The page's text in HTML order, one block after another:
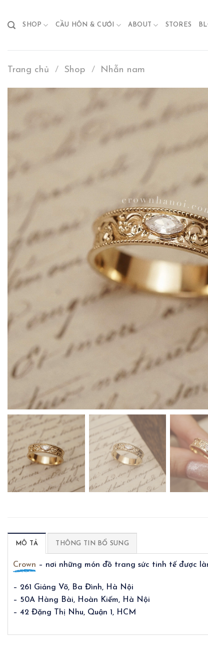
content
SHOP CẦU HÔN & CƯỚI ABOUT STORES
Trang chủ / Shop / Nhẫn nam
MÔ TẢ THÔNG TIN BỔ SUNG
Crown – nơi những món đồ trang sức tinh tế được
– 261 Giảng Võ, Ba Đình, Hà Nội
– 50A Hàng Bài, Hoàn Kiếm, Hà Nội
– 42 Đặng Thị Nhu, Quận 1, HCM